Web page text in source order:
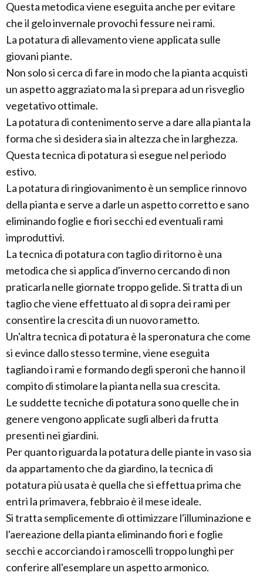
Questa metodica viene eseguita anche per evitare
che il gelo invernale provochi fessure nei rami.
La potatura di allevamento viene applicata sulle
giovani piante.
Non solo si cerca di fare in modo che la pianta acquisti
un aspetto aggraziato ma la si prepara ad un risveglio
vegetativo ottimale.
La potatura di contenimento serve a dare alla pianta la
forma che si desidera sia in altezza che in larghezza.
Questa tecnica di potatura si esegue nel periodo
estivo.
La potatura di ringiovanimento è un semplice rinnovo
della pianta e serve a darle un aspetto corretto e sano
eliminando foglie e fiori secchi ed eventuali rami
improduttivi.
La tecnica di potatura con taglio di ritorno è una
metodica che si applica d'inverno cercando di non
praticarla nelle giornate troppo gelide. Si tratta di un
taglio che viene effettuato al di sopra dei rami per
consentire la crescita di un nuovo rametto.
Un'altra tecnica di potatura è la speronatura che come
si evince dallo stesso termine, viene eseguita
tagliando i rami e formando degli speroni che hanno il
compito di stimolare la pianta nella sua crescita.
Le suddette tecniche di potatura sono quelle che in
genere vengono applicate sugli alberi da frutta
presenti nei giardini.
Per quanto riguarda la potatura delle piante in vaso sia
da appartamento che da giardino, la tecnica di
potatura più usata è quella che si effettua prima che
entri la primavera, febbraio è il mese ideale.
Si tratta semplicemente di ottimizzare l'illuminazione e
l'aereazione della pianta eliminando fiori e foglie
secchi e accorciando i ramoscelli troppo lunghi per
conferire all'esemplare un aspetto armonico.